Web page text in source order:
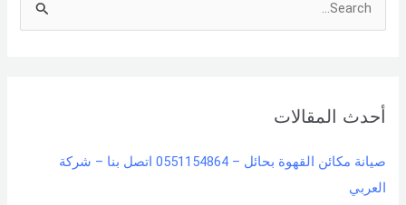
c
f
o
أحدث المقالات
صيانة مكائن القهوة بحائل – 0551154864 اتصل بنا – شركة
العربي